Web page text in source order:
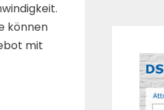
können
mit